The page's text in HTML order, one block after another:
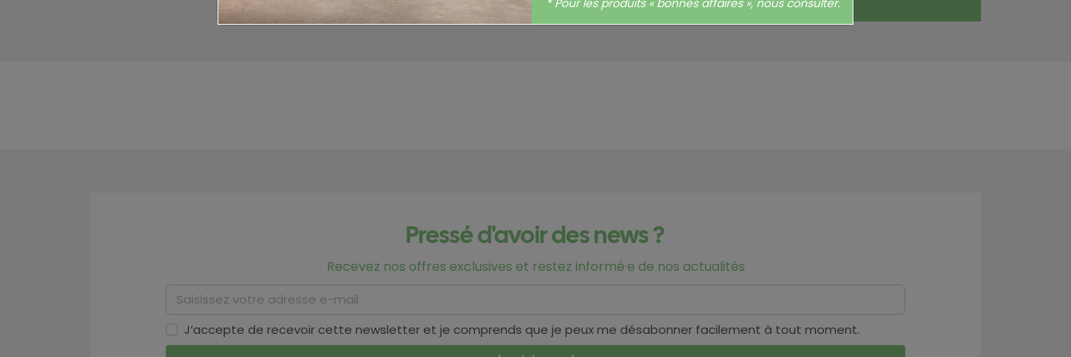
Pressé d'avoir des news ?
Recevez nos offres exclusives et restez informé·e de nos actualités
J’accepte de recevoir cette newsletter et je comprends que je peux me désabonner facilement à tout moment.